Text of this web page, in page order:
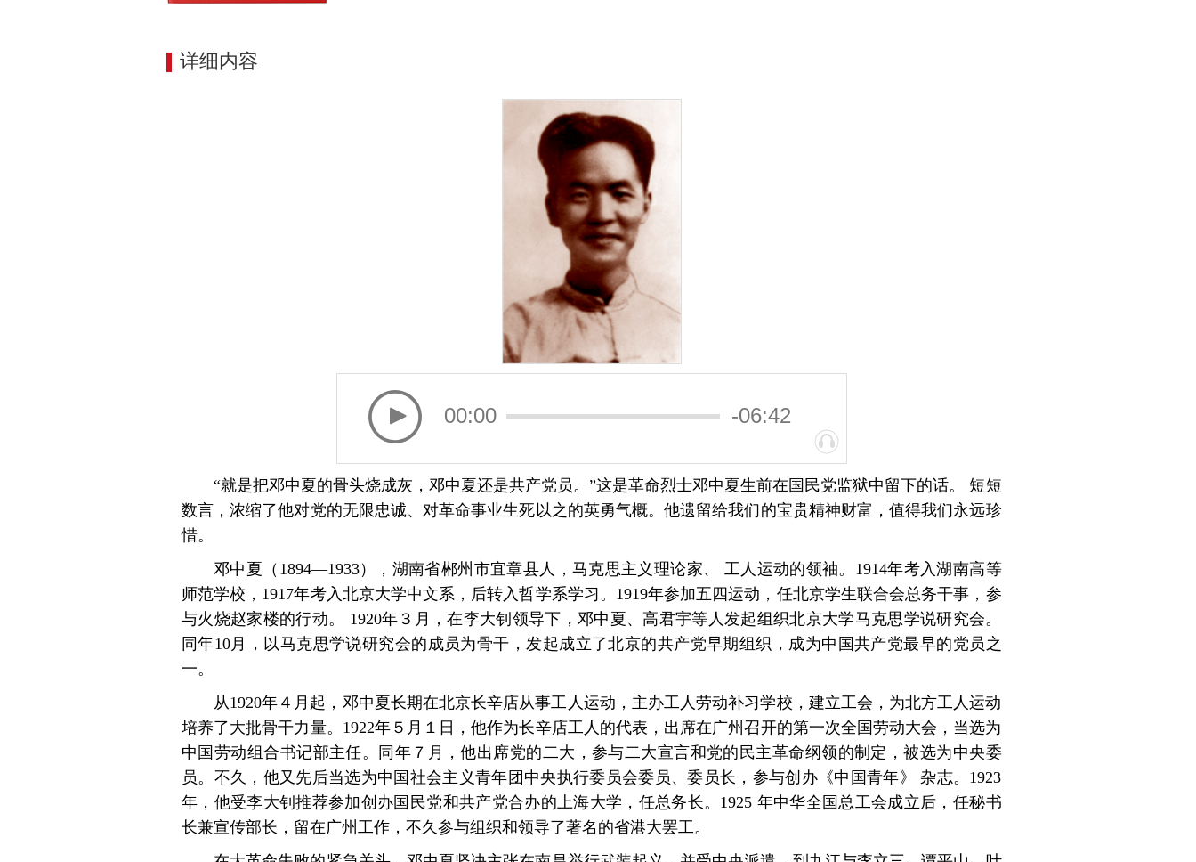
详细内容
00:00 -06:42
“就是把邓中夏的骨头烧成灰，邓中夏还是共产党员。”这是革命烈士邓中夏生前在国民党监狱中留下的话。 短短
数言，浓缩了他对党的无限忠诚、对革命事业生死以之的英勇气概。他遗留给我们的宝贵精神财富，值得我们永远珍
惜。
邓中夏（1894—1933），湖南省郴州市宜章县人，马克思主义理论家、 工人运动的领袖。1914年考入湖南高等
师范学校，1917年考入北京大学中文系，后转入哲学系学习。1919年参加五四运动，任北京学生联合会总务干事，参
与火烧赵家楼的行动。 1920年３月，在李大钊领导下，邓中夏、高君宇等人发起组织北京大学马克思学说研究会。
同年10月，以马克思学说研究会的成员为骨干，发起成立了北京的共产党早期组织，成为中国共产党最早的党员之
一。
从1920年４月起，邓中夏长期在北京长辛店从事工人运动，主办工人劳动补习学校，建立工会，为北方工人运动
培养了大批骨干力量。1922年５月１日，他作为长辛店工人的代表，出席在广州召开的第一次全国劳动大会，当选为
中国劳动组合书记部主任。同年７月，他出席党的二大，参与二大宣言和党的民主革命纲领的制定，被选为中央委
员。不久，他又先后当选为中国社会主义青年团中央执行委员会委员、委员长，参与创办《中国青年》 杂志。1923
年，他受李大钊推荐参加创办国民党和共产党合办的上海大学，任总务长。1925 年中华全国总工会成立后，任秘书
长兼宣传部长，留在广州工作，不久参与组织和领导了著名的省港大罢工。